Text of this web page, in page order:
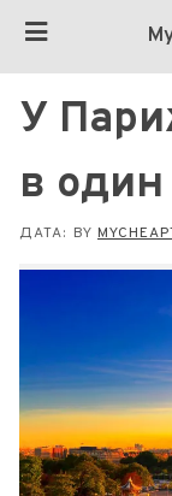
У
в один
ДАТА: BY